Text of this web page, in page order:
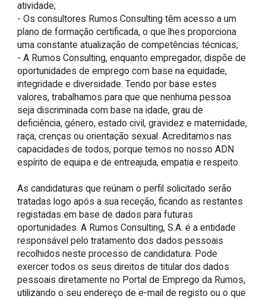
atividade;
- Os consultores Rumos Consulting têm acesso a um
plano de formação certificada, o que lhes proporciona
uma constante atualização de competências técnicas;
- A Rumos Consulting, enquanto empregador, dispõe de
oportunidades de emprego com base na equidade,
integridade e diversidade. Tendo por base estes
valores, trabalhamos para que que nenhuma pessoa
seja discriminada com base na idade, grau de
deficiência, género, estado civil, gravidez e maternidade,
raça, crenças ou orientação sexual. Acreditamos nas
capacidades de todos, porque temos no nosso ADN
espírito de equipa e de entreajuda, empatia e respeito.
As candidaturas que reúnam o perfil solicitado serão
tratadas logo após a sua receção, ficando as restantes
registadas em base de dados para futuras
oportunidades. A Rumos Consulting, S.A. é a entidade
responsável pelo tratamento dos dados pessoais
recolhidos neste processo de candidatura. Pode
exercer todos os seus direitos de titular dos dados
pessoais diretamente no Portal de Emprego da Rumos,
utilizando o seu endereço de e-mail de registo ou o que